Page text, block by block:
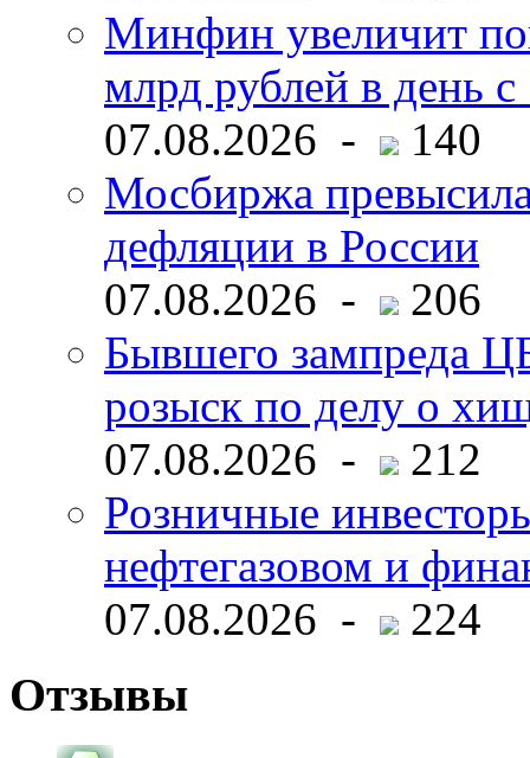
Минфин увеличит
млрд рублей в день с
07.08.2026 -
140
Мосбиржа
дефляции в России
07.08.2026 -
206
Бывшего зампреда
розыск по делу о
07.08.2026 -
212
Розничные
нефтегазовом и
07.08.2026 -
224
Отзывы